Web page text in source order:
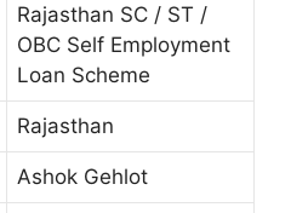
Rajasthan SC / ST /
OBC Self Employment
Loan Scheme
Rajasthan
Ashok Gehlot